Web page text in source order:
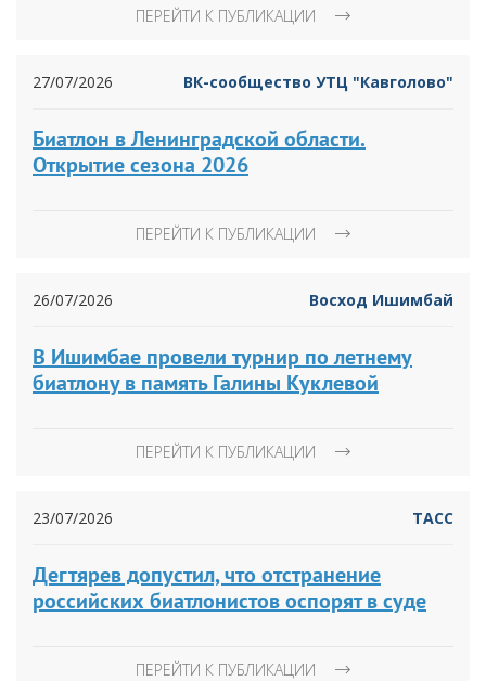
ПЕРЕЙТИ К ПУБЛИКАЦИИ
27/07/2026 ВК-сообщество УТЦ "Кавголово"
Биатлон в Ленинградской области.
Открытие сезона 2026
ПЕРЕЙТИ К ПУБЛИКАЦИИ
26/07/2026 Восход Ишимбай
В Ишимбае провели турнир по летнему
биатлону в память Галины Куклевой
ПЕРЕЙТИ К ПУБЛИКАЦИИ
23/07/2026 ТАСС
Дегтярев допустил, что отстранение
российских биатлонистов оспорят в суде
ПЕРЕЙТИ К ПУБЛИКАЦИИ